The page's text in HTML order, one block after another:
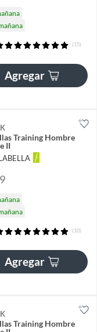
(15)
Agregar
Training Hombre
II
(10)
Agregar
Training Hombre